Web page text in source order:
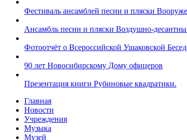
Фестиваль ансамблей песни и пляски
Ансамбль песни и пляски Воздушно-
Фотоотчёт о Всероссийской Ушаковской
90 лет Новосибирскому Дому офицеров
Презентация книги Рубиновые квадратики.
Главная
Новости
Учреждения
Музыка
Музей